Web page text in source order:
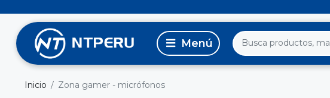
Inicio Zona gamer - micrófonos